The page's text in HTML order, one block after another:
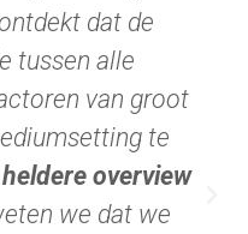
dat de
tussen alle
van groot
te
heldere overview
we dat we